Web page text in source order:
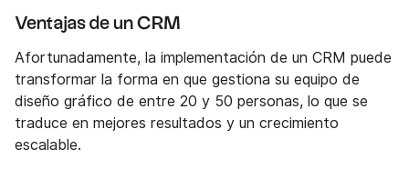
Ventajas de un CRM
Afortunadamente, la implementación de un CRM puede
transformar la forma en que gestiona su equipo de
diseño gráfico de entre 20 y 50 personas, lo que se
traduce en mejores resultados y un crecimiento
escalable.